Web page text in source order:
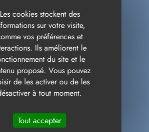
Les cookies stockent des
sur votre visite,
vos préférences et
Ils améliorent le
du site et le
proposé. Vous pouvez
de les activer ou de les
à tout moment.
Tout accepter